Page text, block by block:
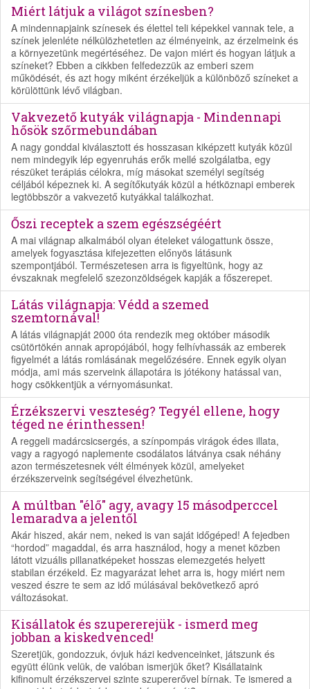
Miért látjuk a világot színesben?
A mindennapjaink színesek és élettel teli képekkel vannak tele, a
színek jelenléte nélkülözhetetlen az élményeink, az érzelmeink és
a környezetünk megértéséhez. De vajon miért és hogyan látjuk a
színeket? Ebben a cikkben felfedezzük az emberi szem
működését, és azt hogy miként érzékeljük a különböző színeket a
körülöttünk lévő világban.
Vakvezető kutyák világnapja - Mindennapi
hősök szőrmebundában
A nagy gonddal kiválasztott és hosszasan kiképzett kutyák közül
nem mindegyik lép egyenruhás erők mellé szolgálatba, egy
részüket terápiás célokra, míg másokat személyi segítség
céljából képeznek ki. A segítőkutyák közül a hétköznapi emberek
legtöbbször a vakvezető kutyákkal találkozhat.
Őszi receptek a szem egészségéért
A mai világnap alkalmából olyan ételeket válogattunk össze,
amelyek fogyasztása kifejezetten előnyös látásunk
szempontjából. Természetesen arra is figyeltünk, hogy az
évszaknak megfelelő szezonzöldségek kapják a főszerepet.
Látás világnapja: Védd a szemed
szemtornával!
A látás világnapját 2000 óta rendezik meg október második
csütörtökén annak apropójából, hogy felhívhassák az emberek
figyelmét a látás romlásának megelőzésére. Ennek egyik olyan
módja, ami más szerveink állapotára is jótékony hatással van,
hogy csökkentjük a vérnyomásunkat.
Érzékszervi veszteség? Tegyél ellene, hogy
téged ne érinthessen!
A reggeli madárcsicsergés, a színpompás virágok édes illata,
vagy a ragyogó naplemente csodálatos látványa csak néhány
azon természetesnek vélt élmények közül, amelyeket
érzékszerveink segítségével élvezhetünk.
A múltban "élő" agy, avagy 15 másodperccel
lemaradva a jelentől
Akár hiszed, akár nem, neked is van saját időgéped! A fejedben
“hordod” magaddal, és arra használod, hogy a menet közben
látott vizuális pillanatképeket hosszas elemezgetés helyett
stabilan érzékeld. Ez magyarázat lehet arra is, hogy miért nem
veszed észre te sem az idő múlásával bekövetkező apró
változásokat.
Kisállatok és szupererejük - ismerd meg
jobban a kiskedvenced!
Szeretjük, gondozzuk, óvjuk házi kedvenceinket, játszunk és
együtt élünk velük, de valóban ismerjük őket? Kisállataink
kifinomult érzékszervei szinte szupererővel bírnak. Te ismered a